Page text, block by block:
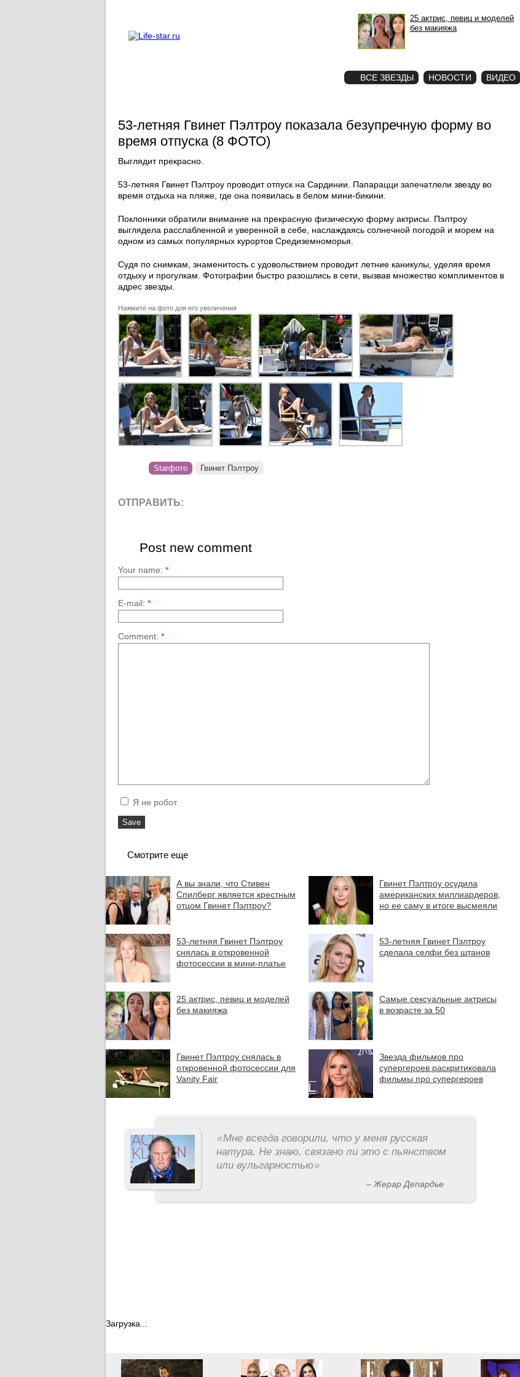
25 актрис, певиц и моделей
без макияжа
ВСЕ ЗВЕЗДЫ НОВОСТИ ВИДЕО
53-летняя Гвинет Пэлтроу показала безупречную форму во
время отпуска (8 ФОТО)
Выглядит прекрасно.
53-летняя Гвинет Пэлтроу проводит отпуск на Сардинии. Папарацци запечатлели звезду во
время отдыха на пляже, где она появилась в белом мини-бикини.
Поклонники обратили внимание на прекрасную физическую форму актрисы. Пэлтроу
выглядела расслабленной и уверенной в себе, наслаждаясь солнечной погодой и морем на
одном из самых популярных курортов Средиземноморья.
Судя по снимкам, знаменитость с удовольствием проводит летние каникулы, уделяя время
отдыху и прогулкам. Фотографии быстро разошлись в сети, вызвав множество комплиментов в
адрес звезды.
Нажмите на фото для его увеличения
Starфото Гвинет Пэлтроу
ОТПРАВИТЬ:
Post new comment
Your name: *
E-mail: *
Comment: *
Я не робот
Смотрите еще
А вы знали, что Стивен
Спилберг является крестным
отцом Гвинет Пэлтроу?
Гвинет Пэлтроу осудила
американских миллиардеров,
но ее саму в итоге высмеяли
53-летняя Гвинет Пэлтроу
снялась в откровенной
фотосессии в мини-платье
53-летняя Гвинет Пэлтроу
сделала селфи без штанов
25 актрис, певиц и моделей
без макияжа
Самые сексуальные актрисы
в возрасте за 50
Гвинет Пэлтроу снялась в
откровенной фотосессии для
Vanity Fair
Звезда фильмов про
супергероев раскритиковала
фильмы про супергероев
«Мне всегда говорили, что у меня русская
натура. Не знаю, связано ли это с пьянством
или вульгарностью»
– Жерар Депардье
Загрузка...